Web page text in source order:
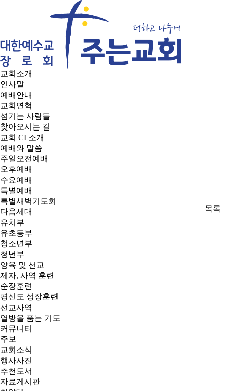
교회소개
인사말
예배안내
교회연혁
섬기는 사람들
찾아오시는 길
교회 CI 소개
예배와 말씀
주일오전예배
오후예배
수요예배
특별예배
특별새벽기도회
다음세대
유치부
유초등부
청소년부
청년부
양육 및 선교
제자, 사역 훈련
순장훈련
평신도 성장훈련
선교사역
열방을 품는 기도
커뮤니티
주보
교회소식
행사사진
추천도서
자료게시판
목록